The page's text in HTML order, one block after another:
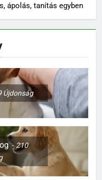
ápolás, tanítás egyben
Újdonság
210